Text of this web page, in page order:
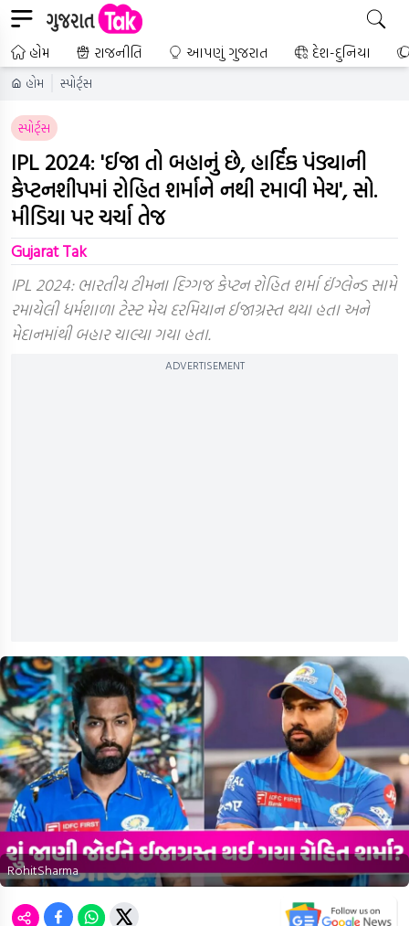
હોમ રાજનીતિ આપણું ગુજરાત દેશ-દુનિયા
હોમ સ્પોર્ટ્સ
સ્પોર્ટ્સ
IPL 2024: 'ઈજા તો બહાનું છે, હાર્દિક પંડ્યાની
કેપ્ટનશીપમાં રોહિત શર્માને નથી રમાવી મેચ', સો.
મીડિયા પર ચર્ચા તેજ
Gujarat Tak
IPL 2024: ભારતીય ટીમના દિગ્ગજ કેપ્ટન રોહિત શર્મા ઈંગ્લેન્ડ સામે
રમાયેલી ધર્મશાળા ટેસ્ટ મેચ દરમિયાન ઈજાગ્રસ્ત થયા હતા અને
મેદાનમાંથી બહાર ચાલ્યા ગયા હતા.
ADVERTISEMENT
RohitSharma